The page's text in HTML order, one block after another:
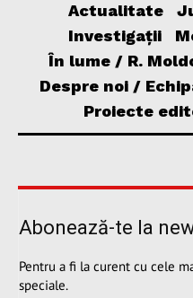
Actualitate
Investigații
În lume / R.
Despre noi /
Proiecte
Abonează-te la
Pentru a fi la curent cu cele
speciale.